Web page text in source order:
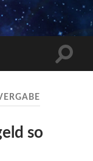
so